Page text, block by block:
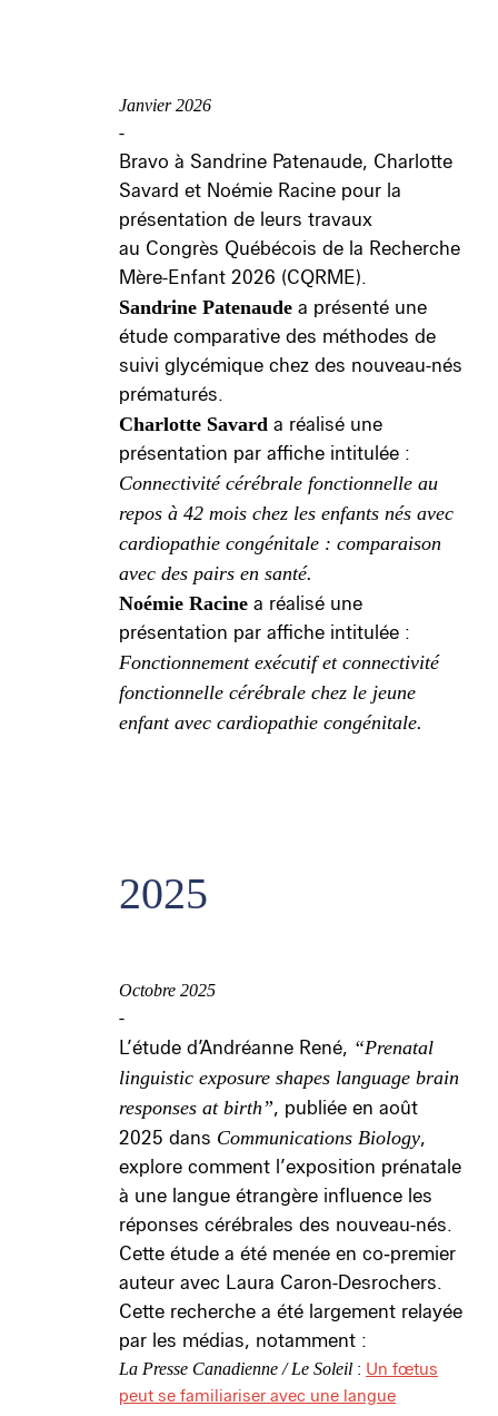
Janvier 2026
-
Bravo à Sandrine Patenaude, Charlotte
Savard et Noémie Racine pour la
présentation de leurs travaux
au Congrès Québécois de la Recherche
Mère-Enfant 2026 (CQRME).
Sandrine Patenaude a présenté une
étude comparative des méthodes de
suivi glycémique chez des nouveau-nés
prématurés.
Charlotte Savard a réalisé une
présentation par affiche intitulée :
Connectivité cérébrale fonctionnelle au
repos à 42 mois chez les enfants nés avec
cardiopathie congénitale : comparaison
avec des pairs en santé.
Noémie Racine a réalisé une
présentation par affiche intitulée :
Fonctionnement exécutif et connectivité
fonctionnelle cérébrale chez le jeune
enfant avec cardiopathie congénitale.
2025
Octobre 2025
-
L’étude d’Andréanne René, “Prenatal
linguistic exposure shapes language brain
responses at birth”, publiée en août
2025 dans Communications Biology,
explore comment l’exposition prénatale
à une langue étrangère influence les
réponses cérébrales des nouveau-nés.
Cette étude a été menée en co‑premier
auteur avec Laura Caron-Desrochers.
Cette recherche a été largement relayée
par les médias, notamment :
La Presse Canadienne / Le Soleil : Un fœtus
peut se familiariser avec une langue